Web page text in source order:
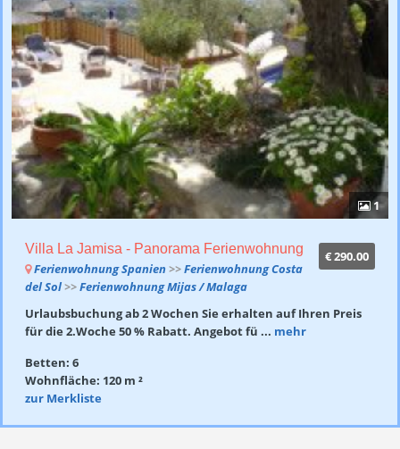
1
€ 290.00
Villa La Jamisa - Panorama Ferienwohnung
Ferienwohnung Spanien >>Ferienwohnung Costa
del Sol>>Ferienwohnung Mijas / Malaga
Urlaubsbuchung ab 2 Wochen Sie erhalten auf Ihren Preis
für die 2.Woche 50 % Rabatt. Angebot fü ... mehr
Betten: 6
Wohnfläche: 120 m ²
zur Merkliste